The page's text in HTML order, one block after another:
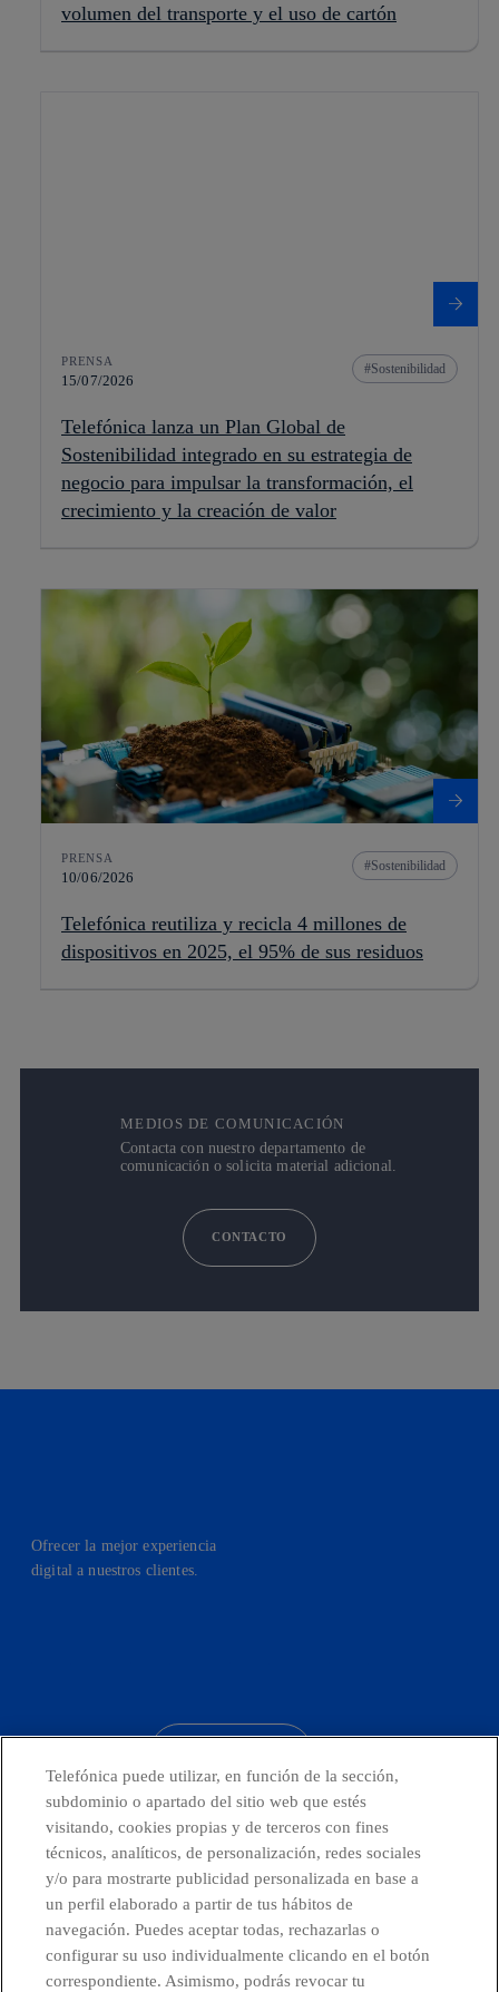
volumen del transporte y el uso de cartón
PRENSA
15/07/2026
Sostenibilidad
Telefónica lanza un Plan Global de
Sostenibilidad integrado en su estrategia de
negocio para impulsar la transformación, el
crecimiento y la creación de valor
PRENSA
10/06/2026
Sostenibilidad
Telefónica reutiliza y recicla 4 millones de
dispositivos en 2025, el 95% de sus residuos
MEDIOS DE COMUNICACIÓN
Contacta con nuestro departamento de
comunicación o solicita material adicional.
CONTACTO
Ofrecer la mejor experiencia
digital a nuestros clientes.
Telefónica en redes sociales
Canal de Denuncias
Centro Global Transparencia
Telefónica puede utilizar, en función de la sección,
subdominio o apartado del sitio web que estés
visitando, cookies propias y de terceros con fines
técnicos, analíticos, de personalización, redes sociales
y/o para mostrarte publicidad personalizada en base a
un perfil elaborado a partir de tus hábitos de
navegación. Puedes aceptar todas, rechazarlas o
configurar su uso individualmente clicando en el botón
correspondiente. Asimismo, podrás revocar tu